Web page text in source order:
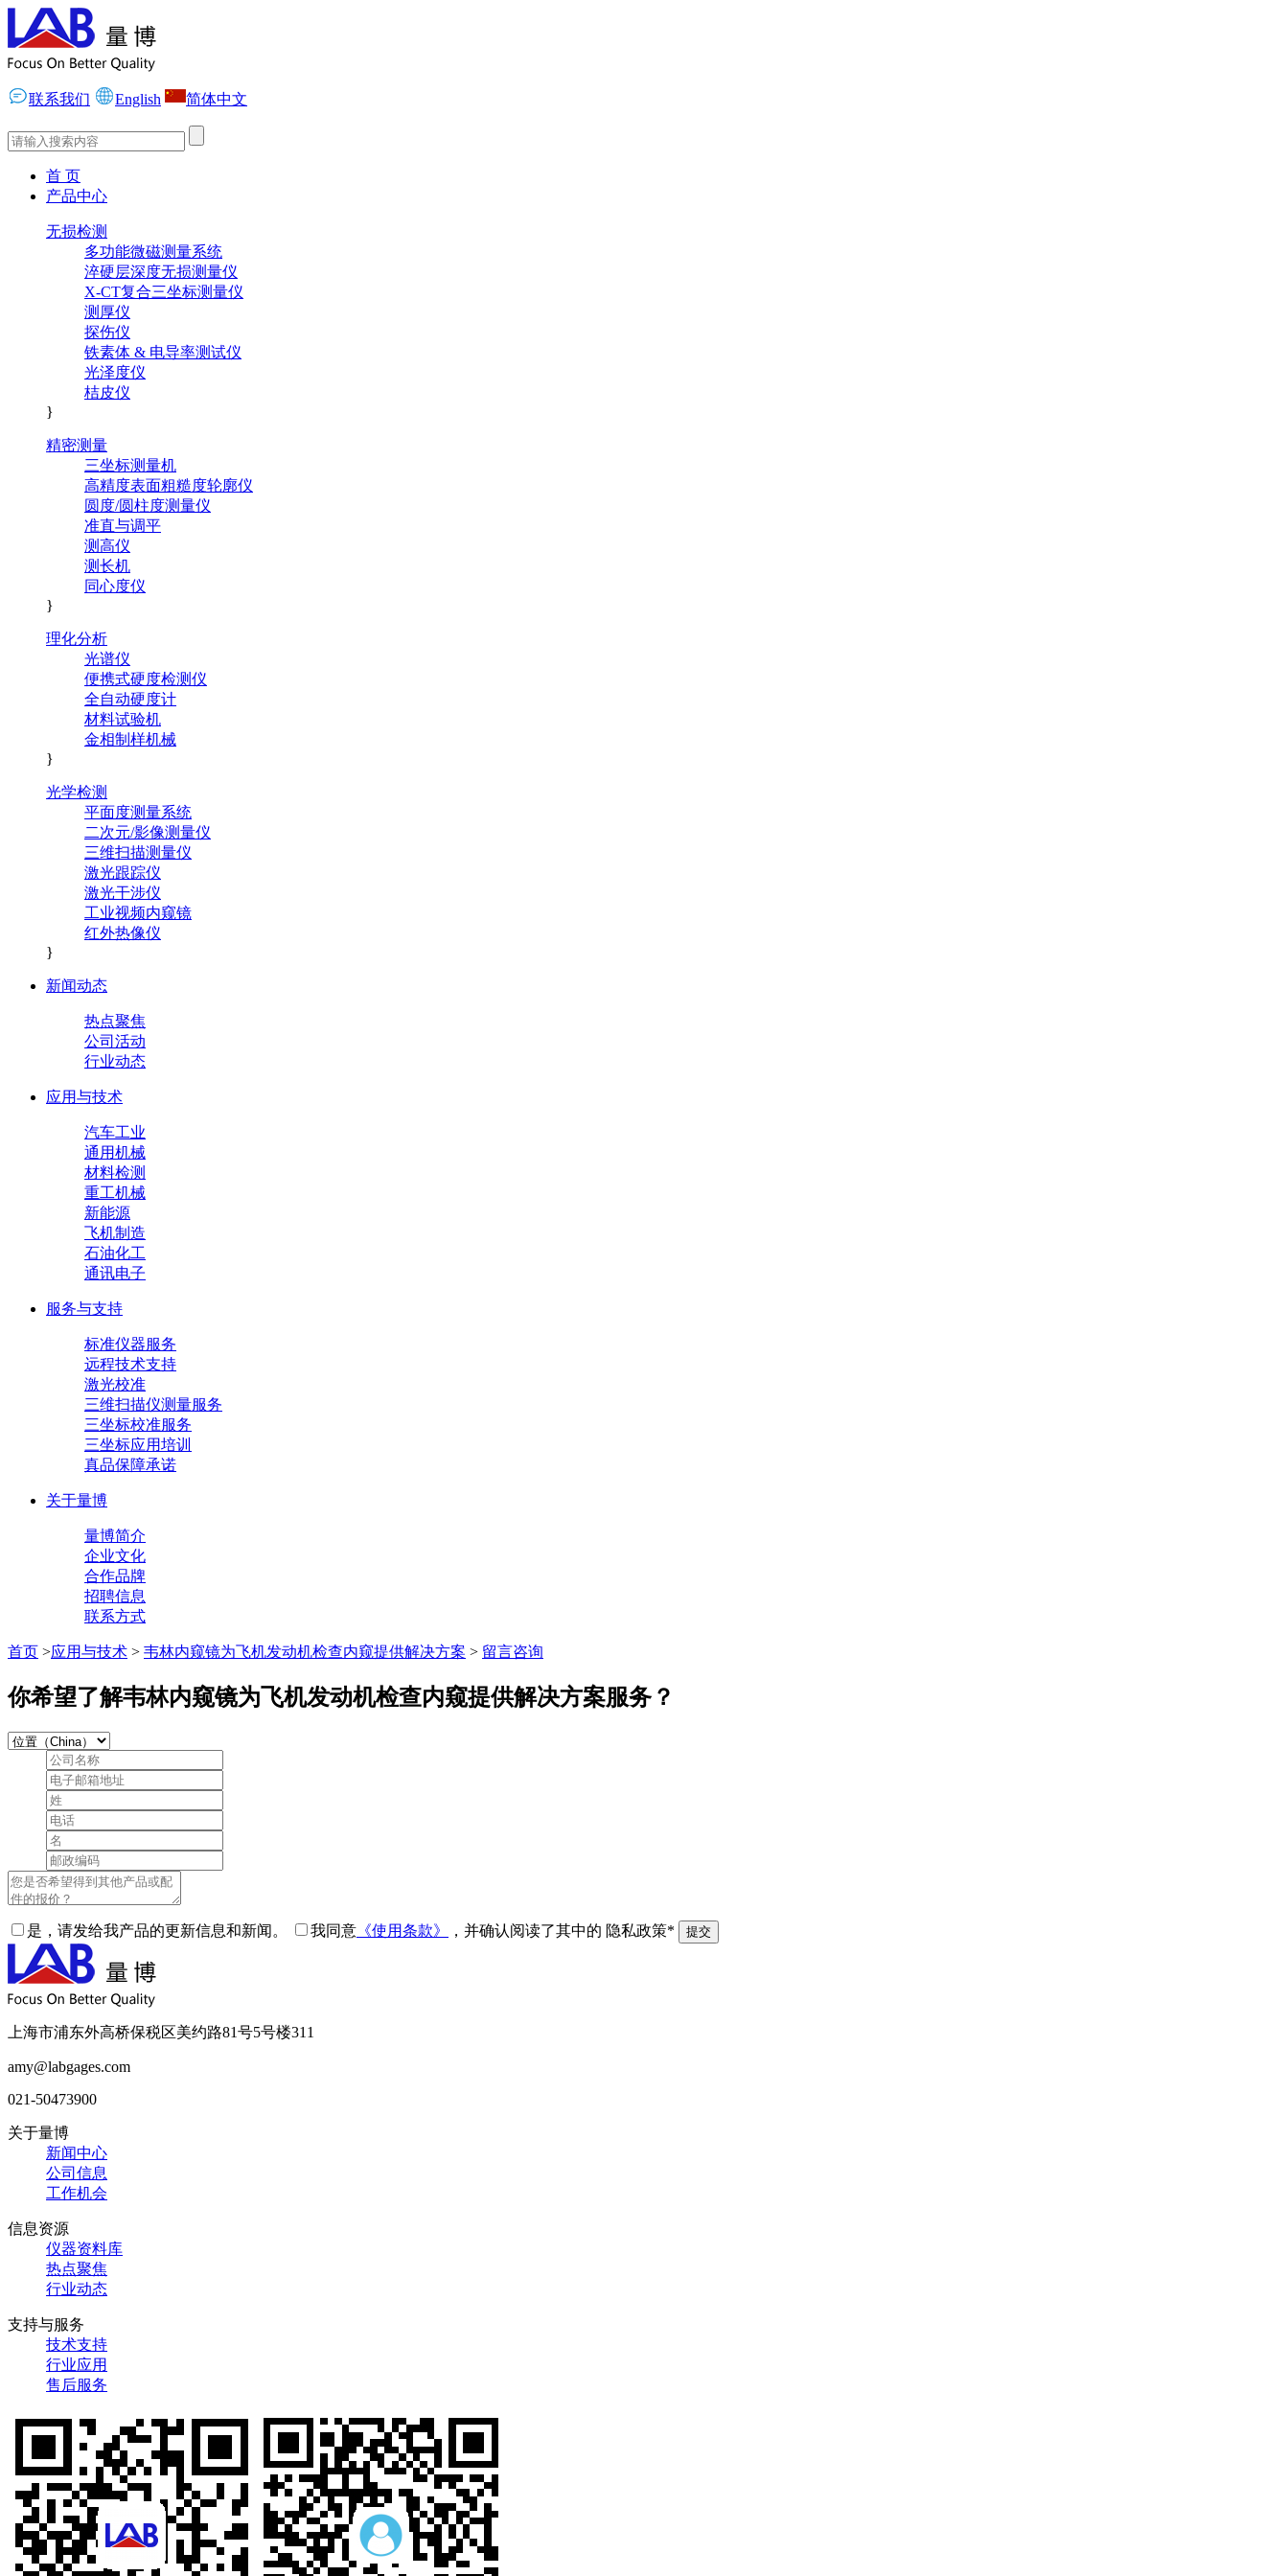
联系我们 English 简体中文
首 页
产品中心
无损检测
多功能微磁测量系统
淬硬层深度无损测量仪
X-CT复合三坐标测量仪
测厚仪
探伤仪
铁素体 & 电导率测试仪
光泽度仪
桔皮仪
}
精密测量
三坐标测量机
高精度表面粗糙度轮廓仪
圆度/圆柱度测量仪
准直与调平
测高仪
测长机
同心度仪
}
理化分析
光谱仪
便携式硬度检测仪
全自动硬度计
材料试验机
金相制样机械
}
光学检测
平面度测量系统
二次元/影像测量仪
三维扫描测量仪
激光跟踪仪
激光干涉仪
工业视频内窥镜
红外热像仪
}
新闻动态
热点聚焦
公司活动
行业动态
应用与技术
汽车工业
通用机械
材料检测
重工机械
新能源
飞机制造
石油化工
通讯电子
服务与支持
标准仪器服务
远程技术支持
激光校准
三维扫描仪测量服务
三坐标校准服务
三坐标应用培训
真品保障承诺
关于量博
量博简介
企业文化
合作品牌
招聘信息
联系方式
首页 >应用与技术 > 韦林内窥镜为飞机发动机检查内窥提供解决方案 > 留言咨询
你希望了解韦林内窥镜为飞机发动机检查内窥提供解决方案服务？
是，请发给我产品的更新信息和新闻。 我同意 《使用条款》 ，并确认阅读了其中的 隐私政策*
上海市浦东外高桥保税区美约路81号5号楼311
amy@labgages.com
021-50473900
关于量博
新闻中心
公司信息
工作机会
信息资源
仪器资料库
热点聚焦
行业动态
支持与服务
技术支持
行业应用
售后服务